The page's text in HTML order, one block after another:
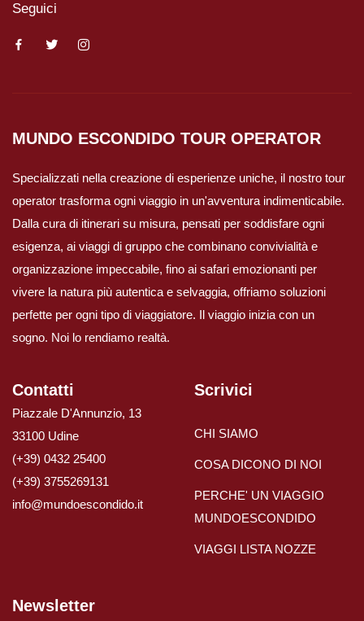
Seguici
MUNDO ESCONDIDO TOUR OPERATOR
Specializzati nella creazione di esperienze uniche, il nostro tour
operator trasforma ogni viaggio in un'avventura indimenticabile.
Dalla cura di itinerari su misura, pensati per soddisfare ogni
esigenza, ai viaggi di gruppo che combinano convivialità e
organizzazione impeccabile, fino ai safari emozionanti per
vivere la natura più autentica e selvaggia, offriamo soluzioni
perfette per ogni tipo di viaggiatore. Il viaggio inizia con un
sogno. Noi lo rendiamo realtà.
Contatti
Piazzale D'Annunzio, 13
33100 Udine
(+39) 0432 25400
(+39) 3755269131
info@mundoescondido.it
Scrivici
CHI SIAMO
COSA DICONO DI NOI
PERCHE' UN VIAGGIO
MUNDOESCONDIDO
VIAGGI LISTA NOZZE
Newsletter